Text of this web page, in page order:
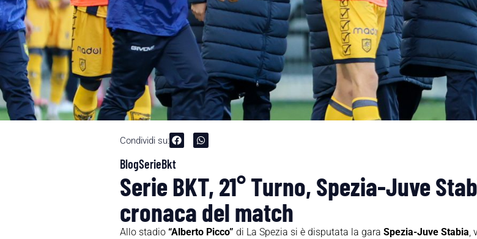
Condividi su:
BlogSerieBkt
Serie BKT, 21° Turno, Spezia-Juve
cronaca del match
Allo stadio “Alberto Picco” di La Spezia si è disputata la gara Spezia-Juve Stabia,